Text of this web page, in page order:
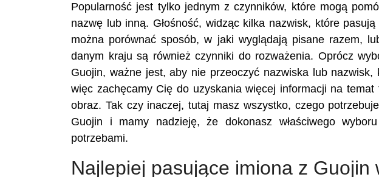
Popularność jest tylko jednym z czynników, które mogą
nazwę lub inną. Głośność, widząc kilka nazwisk, które
można porównać sposób, w jaki wyglądają pisane razem,
danym kraju są również czynniki do rozważenia. Oprócz
Guojin, ważne jest, aby nie przeoczyć nazwiska lub
więc zachęcamy Cię do uzyskania więcej informacji na temat
obraz. Tak czy inaczej, tutaj masz wszystko, czego
Guojin i mamy nadzieję, że dokonasz właściwego
potrzebami.
Najlepiej pasujące imiona z Guojin